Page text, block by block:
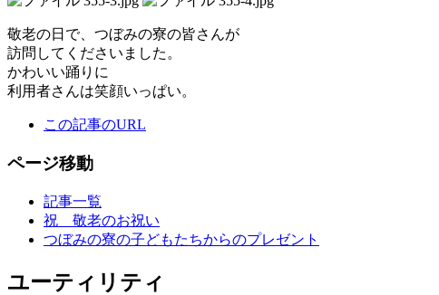
敬老の日で、つぼみの寮の皆さんが
訪問してくださいました。
かわいい踊りに
利用者さんは笑顔いっぱい。
この記事のURL
ページ移動
記事一覧
祝 敬老のお祝い
つぼみの寮の子どもたちからのプレゼント
ユーティリティ